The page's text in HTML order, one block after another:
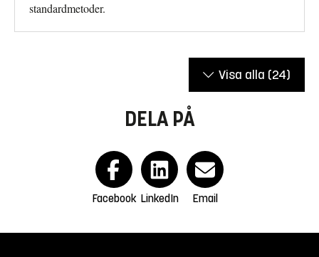
standardmetoder.
Visa alla (24)
DELA PÅ
Facebook LinkedIn Email